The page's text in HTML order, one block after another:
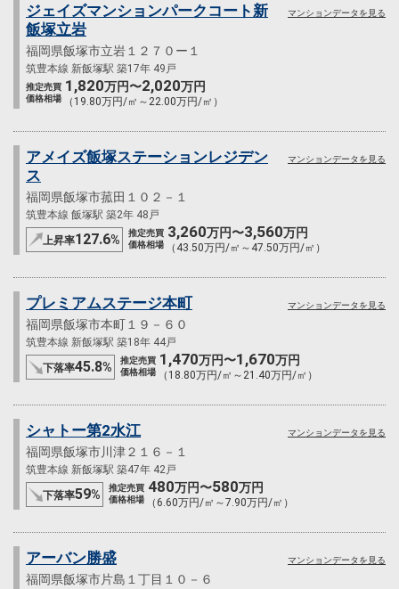
ジェイズマンションパークコート新
飯塚立岩
福岡県飯塚市立岩１２７０ー１
筑豊本線 新飯塚駅 築17年 49戸
推定売買
価格相場
1,820万円〜2,020万円
（19.80万円/㎡～22.00万円/㎡）
マンションデータを見る
アメイズ飯塚ステーションレジデン
ス
福岡県飯塚市菰田１０２－１
筑豊本線 飯塚駅 築2年 48戸
上昇率127.6%
推定売買
価格相場
3,260万円〜3,560万円
（43.50万円/㎡～47.50万円/㎡）
マンションデータを見る
プレミアムステージ本町
福岡県飯塚市本町１９－６０
筑豊本線 新飯塚駅 築18年 44戸
下落率45.8%
推定売買
価格相場
1,470万円〜1,670万円
（18.80万円/㎡～21.40万円/㎡）
マンションデータを見る
シャトー第2水江
福岡県飯塚市川津２１６－１
筑豊本線 新飯塚駅 築47年 42戸
下落率59%
推定売買
価格相場
480万円〜580万円
（6.60万円/㎡～7.90万円/㎡）
マンションデータを見る
アーバン勝盛
福岡県飯塚市片島１丁目１０－６
マンションデータを見る